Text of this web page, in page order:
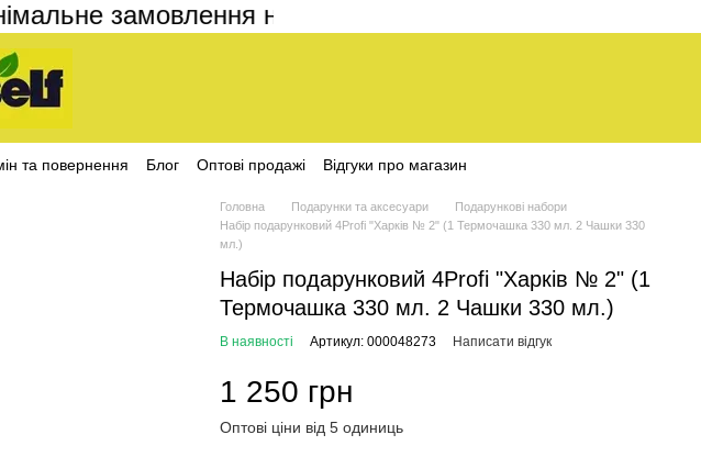
замовлення на сайті становить 200 грн
та повернення Блог Оптові продажі
Відгуки про магазин
Головна Подарунки та аксесуари
Подарункові набори
Набір подарунковий 4Profi "Харків № 2" (1 Термочашка 330 мл. 2 Чашки 330
мл.)
Набір подарунковий 4Profi "Харків № 2" (1
Термочашка 330 мл. 2 Чашки 330 мл.)
В наявності Артикул: 000048273 Написати відгук
1 250 грн
Оптові ціни від 5 одиниць